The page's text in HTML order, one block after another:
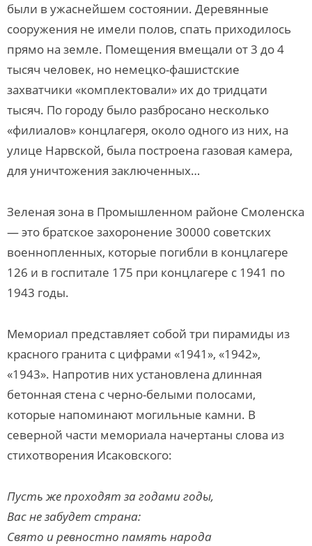
были в ужаснейшем состоянии. Деревянные
сооружения не имели полов, спать приходилось
прямо на земле. Помещения вмещали от 3 до 4
тысяч человек, но немецко-фашистские
захватчики «комплектовали» их до тридцати
тысяч. По городу было разбросано несколько
«филиалов» концлагеря, около одного из них, на
улице Нарвской, была построена газовая камера,
для уничтожения заключенных…
Зеленая зона в Промышленном районе Смоленска
— это братское захоронение 30000 советских
военнопленных, которые погибли в концлагере
126 и в госпитале 175 при концлагере с 1941 по
1943 годы.
Мемориал представляет собой три пирамиды из
красного гранита с цифрами «1941», «1942»,
«1943». Напротив них установлена длинная
бетонная стена с черно-белыми полосами,
которые напоминают могильные камни. В
северной части мемориала начертаны слова из
стихотворения Исаковского:
Пусть же проходят за годами годы,
Вас не забудет страна:
Свято и ревностно память народа